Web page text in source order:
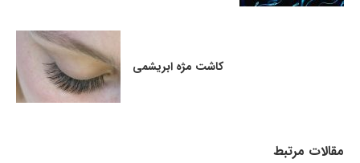
کاشت مژه ابریشمی
مقالات مرتبط